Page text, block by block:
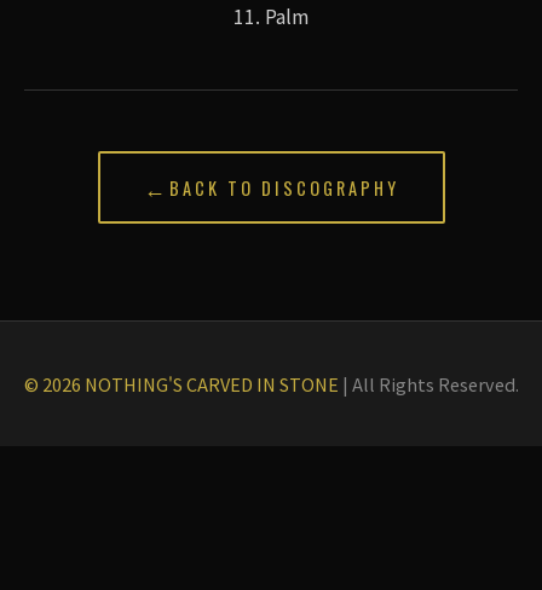
11. Palm
← BACK TO DISCOGRAPHY
© 2026 NOTHING'S CARVED IN STONE | All Rights Reserved.